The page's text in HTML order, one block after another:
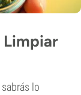
Limpiar
lo